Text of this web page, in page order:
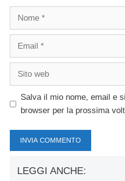
Nome
Email
Sito
Salva il mio nome, email e
browser per la prossima
LEGGI ANCHE: